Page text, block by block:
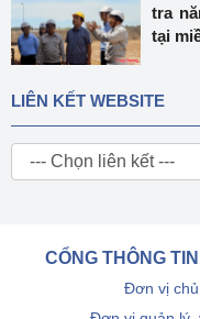
tra
tại
LIÊN KẾT WEBSITE
CỔNG THÔNG
Đơn vị